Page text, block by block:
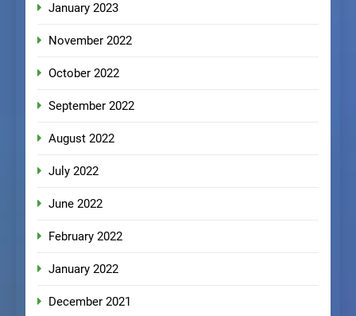
January 2023
November 2022
October 2022
September 2022
August 2022
July 2022
June 2022
February 2022
January 2022
December 2021